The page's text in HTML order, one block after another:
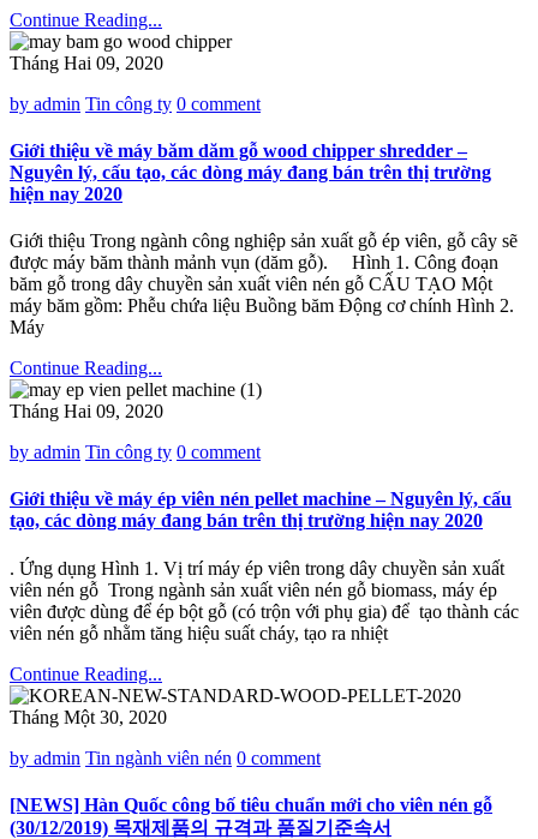
Continue Reading...
Tháng Hai 09, 2020
by admin Tin công ty 0 comment
Giới thiệu về máy băm dăm gỗ wood chipper shredder –
Nguyên lý, cấu tạo, các dòng máy đang bán trên thị trường
hiện nay 2020
Giới thiệu Trong ngành công nghiệp sản xuất gỗ ép viên, gỗ cây sẽ
được máy băm thành mảnh vụn (dăm gỗ). Hình 1. Công đoạn
băm gỗ trong dây chuyền sản xuất viên nén gỗ CẤU TẠO Một
máy băm gồm: Phễu chứa liệu Buồng băm Động cơ chính Hình 2.
Máy
Continue Reading...
Tháng Hai 09, 2020
by admin Tin công ty 0 comment
Giới thiệu về máy ép viên nén pellet machine – Nguyên lý, cấu
tạo, các dòng máy đang bán trên thị trường hiện nay 2020
. Ứng dụng Hình 1. Vị trí máy ép viên trong dây chuyền sản xuất
viên nén gỗ Trong ngành sản xuất viên nén gỗ biomass, máy ép
viên được dùng để ép bột gỗ (có trộn với phụ gia) để tạo thành các
viên nén gỗ nhằm tăng hiệu suất cháy, tạo ra nhiệt
Continue Reading...
Tháng Một 30, 2020
by admin Tin ngành viên nén 0 comment
[NEWS] Hàn Quốc công bố tiêu chuẩn mới cho viên nén gỗ
(30/12/2019) 목재제품의 규격과 품질기준속서